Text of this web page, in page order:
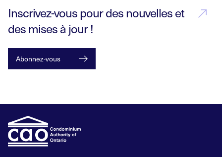
Inscrivez-vous pour des nouvelles et
des mises à jour !
Abonnez-vous